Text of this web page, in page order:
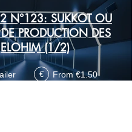
N°123: SUKKOT OU
PRODUCTION DES
ELOHIM (1/2)
€ From €1.50